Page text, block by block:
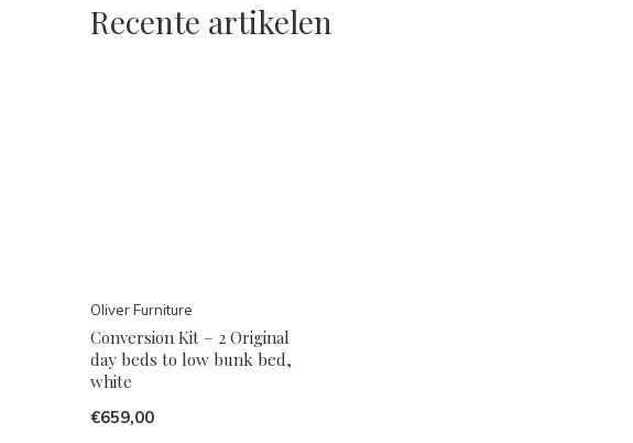
Recente artikelen
Oliver Furniture
Conversion Kit – 2 Original
day beds to low bunk bed,
white
€659,00